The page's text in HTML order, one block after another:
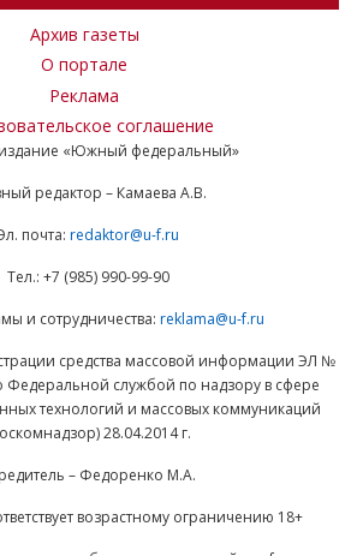
Архив газеты
О портале
Реклама
соглашение
издание «Южный федеральный»
редактор – Камаева А.В.
почта: redaktor@u-f.ru
Тел.: +7 (985) 990-99-90
и сотрудничества: reklama@u-f.ru
средства массовой информации ЭЛ №
Федеральной службой по надзору в сфере
технологий и массовых коммуникаций
28.04.2014 г.
– Федоренко М.А.
возрастному ограничению 18+